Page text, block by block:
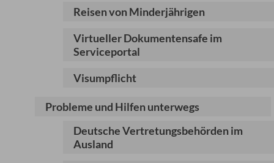
Reisen von Minderjährigen
Virtueller Dokumentensafe im
Serviceportal
Visumpflicht
Probleme und Hilfen unterwegs
Deutsche Vertretungsbehörden im
Ausland